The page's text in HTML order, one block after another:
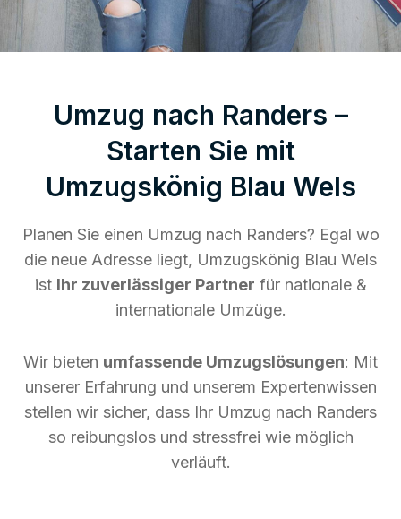
Umzug nach Randers –
Starten Sie mit
Umzugskönig Blau Wels
Planen Sie einen Umzug nach Randers? Egal wo
die neue Adresse liegt, Umzugskönig Blau Wels
ist Ihr zuverlässiger Partner für nationale &
internationale Umzüge.
Wir bieten umfassende Umzugslösungen: Mit
unserer Erfahrung und unserem Expertenwissen
stellen wir sicher, dass Ihr Umzug nach Randers
so reibungslos und stressfrei wie möglich
verläuft.